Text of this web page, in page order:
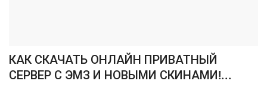
Русский
КАК СКАЧАТЬ ОНЛАЙН ПРИВАТНЫЙ
СЕРВЕР С ЭМЗ И НОВЫМИ СКИНАМИ!...